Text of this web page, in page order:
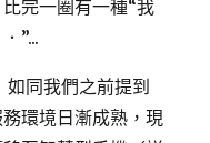
完一圈有一種“我
”...
如同我們之前提到
環境日漸成熟，現